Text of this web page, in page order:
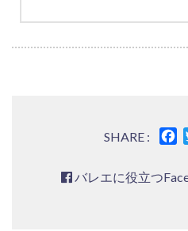
SHARE :
バレエに役立つ